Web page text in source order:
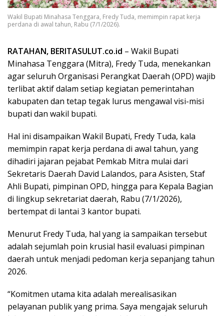
Wakil Bupati Minahasa Tenggara, Fredy Tuda, memimpin rapat kerja
perdana di awal tahun, Rabu (7/1/2026).
RATAHAN, BERITASULUT.co.id – Wakil Bupati
Minahasa Tenggara (Mitra), Fredy Tuda, menekankan
agar seluruh Organisasi Perangkat Daerah (OPD) wajib
terlibat aktif dalam setiap kegiatan pemerintahan
kabupaten dan tetap tegak lurus mengawal visi-misi
bupati dan wakil bupati.
Hal ini disampaikan Wakil Bupati, Fredy Tuda, kala
memimpin rapat kerja perdana di awal tahun, yang
dihadiri jajaran pejabat Pemkab Mitra mulai dari
Sekretaris Daerah David Lalandos, para Asisten, Staf
Ahli Bupati, pimpinan OPD, hingga para Kepala Bagian
di lingkup sekretariat daerah, Rabu (7/1/2026),
bertempat di lantai 3 kantor bupati.
Menurut Fredy Tuda, hal yang ia sampaikan tersebut
adalah sejumlah poin krusial hasil evaluasi pimpinan
daerah untuk menjadi pedoman kerja sepanjang tahun
2026.
“Komitmen utama kita adalah merealisasikan
pelayanan publik yang prima. Saya mengajak seluruh